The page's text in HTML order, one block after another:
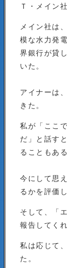
Ｔ・メイン
メイン社は
模な水力発
界銀行が貸
いた。
アイナーは
きた。
私が「ここ
だ」と話す
ることもあ
今にして思
るかを評価
そして、「
報告してく
私は応じて
た。